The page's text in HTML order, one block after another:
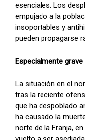
esenciales. Los
empujado a la
insoportables y
pueden propagarse
Especialmente
La situación en el
tras la reciente
que ha despoblado
ha causado la
norte de la Franja,